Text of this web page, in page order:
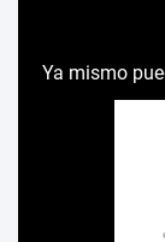
Ya mismo